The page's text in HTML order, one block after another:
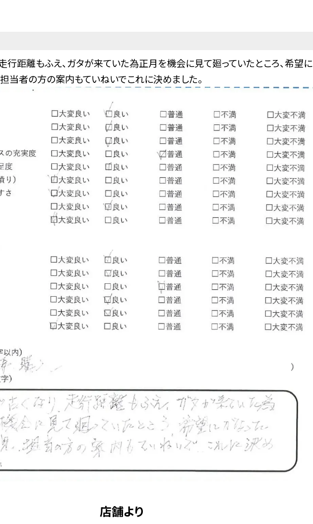
行距離もふえ、ガタが来ていた為正月を機会に見て廻っていたところ、希望に
当者の方の案内もていねいでこれに決めました。
店舗より